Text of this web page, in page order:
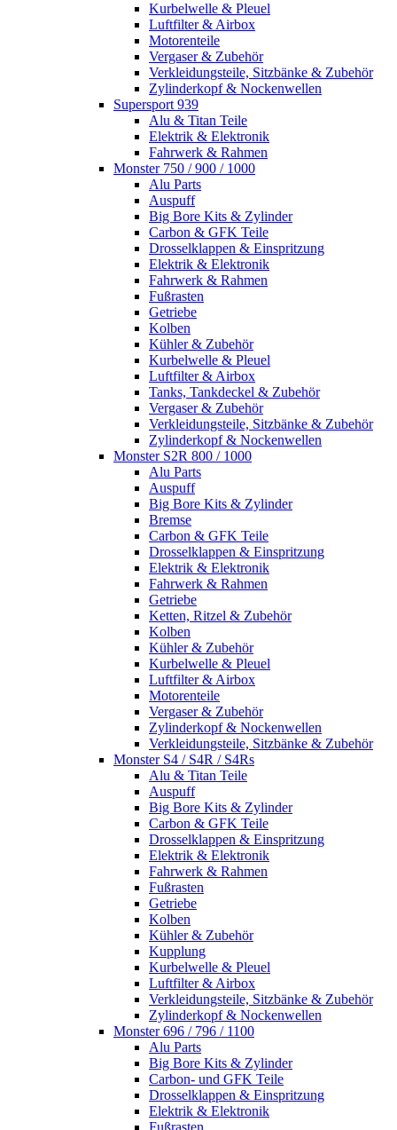
Kurbelwelle & Pleuel
Luftfilter & Airbox
Motorenteile
Vergaser & Zubehör
Verkleidungsteile, Sitzbänke & Zubehör
Zylinderkopf & Nockenwellen
Supersport 939
Alu & Titan Teile
Elektrik & Elektronik
Fahrwerk & Rahmen
Monster 750 / 900 / 1000
Alu Parts
Auspuff
Big Bore Kits & Zylinder
Carbon & GFK Teile
Drosselklappen & Einspritzung
Elektrik & Elektronik
Fahrwerk & Rahmen
Fußrasten
Getriebe
Kolben
Kühler & Zubehör
Kurbelwelle & Pleuel
Luftfilter & Airbox
Tanks, Tankdeckel & Zubehör
Vergaser & Zubehör
Verkleidungsteile, Sitzbänke & Zubehör
Zylinderkopf & Nockenwellen
Monster S2R 800 / 1000
Alu Parts
Auspuff
Big Bore Kits & Zylinder
Bremse
Carbon & GFK Teile
Drosselklappen & Einspritzung
Elektrik & Elektronik
Fahrwerk & Rahmen
Getriebe
Ketten, Ritzel & Zubehör
Kolben
Kühler & Zubehör
Kurbelwelle & Pleuel
Luftfilter & Airbox
Motorenteile
Vergaser & Zubehör
Zylinderkopf & Nockenwellen
Verkleidungsteile, Sitzbänke & Zubehör
Monster S4 / S4R / S4Rs
Alu & Titan Teile
Auspuff
Big Bore Kits & Zylinder
Carbon & GFK Teile
Drosselklappen & Einspritzung
Elektrik & Elektronik
Fahrwerk & Rahmen
Fußrasten
Getriebe
Kolben
Kühler & Zubehör
Kupplung
Kurbelwelle & Pleuel
Luftfilter & Airbox
Verkleidungsteile, Sitzbänke & Zubehör
Zylinderkopf & Nockenwellen
Monster 696 / 796 / 1100
Alu Parts
Big Bore Kits & Zylinder
Carbon- und GFK Teile
Drosselklappen & Einspritzung
Elektrik & Elektronik
Fußrasten